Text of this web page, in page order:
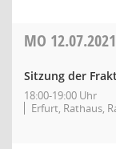
MO 12.07.2021
Sitzung der
18:00-19:00 Uhr
Erfurt, Rathaus,